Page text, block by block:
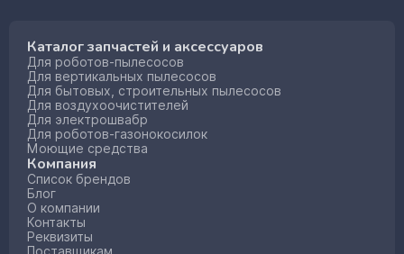
Каталог запчастей и аксессуаров
Для роботов-пылесосов
Для вертикальных пылесосов
Для бытовых, строительных пылесосов
Для воздухоочистителей
Для электрошвабр
Для роботов-газонокосилок
Моющие средства
Компания
Список брендов
Блог
О компании
Контакты
Реквизиты